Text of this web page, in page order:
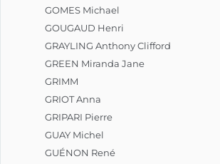
GOMES Michael
GOUGAUD Henri
GRAYLING Anthony Clifford
GREEN Miranda Jane
GRIMM
GRIOT Anna
GRIPARI Pierre
GUAY Michel
GUÉNON René